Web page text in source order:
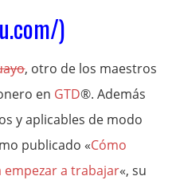
)
, otro de los maestros
en GTD®. Además
y aplicables de modo
publicado «Cómo
a trabajar«, su